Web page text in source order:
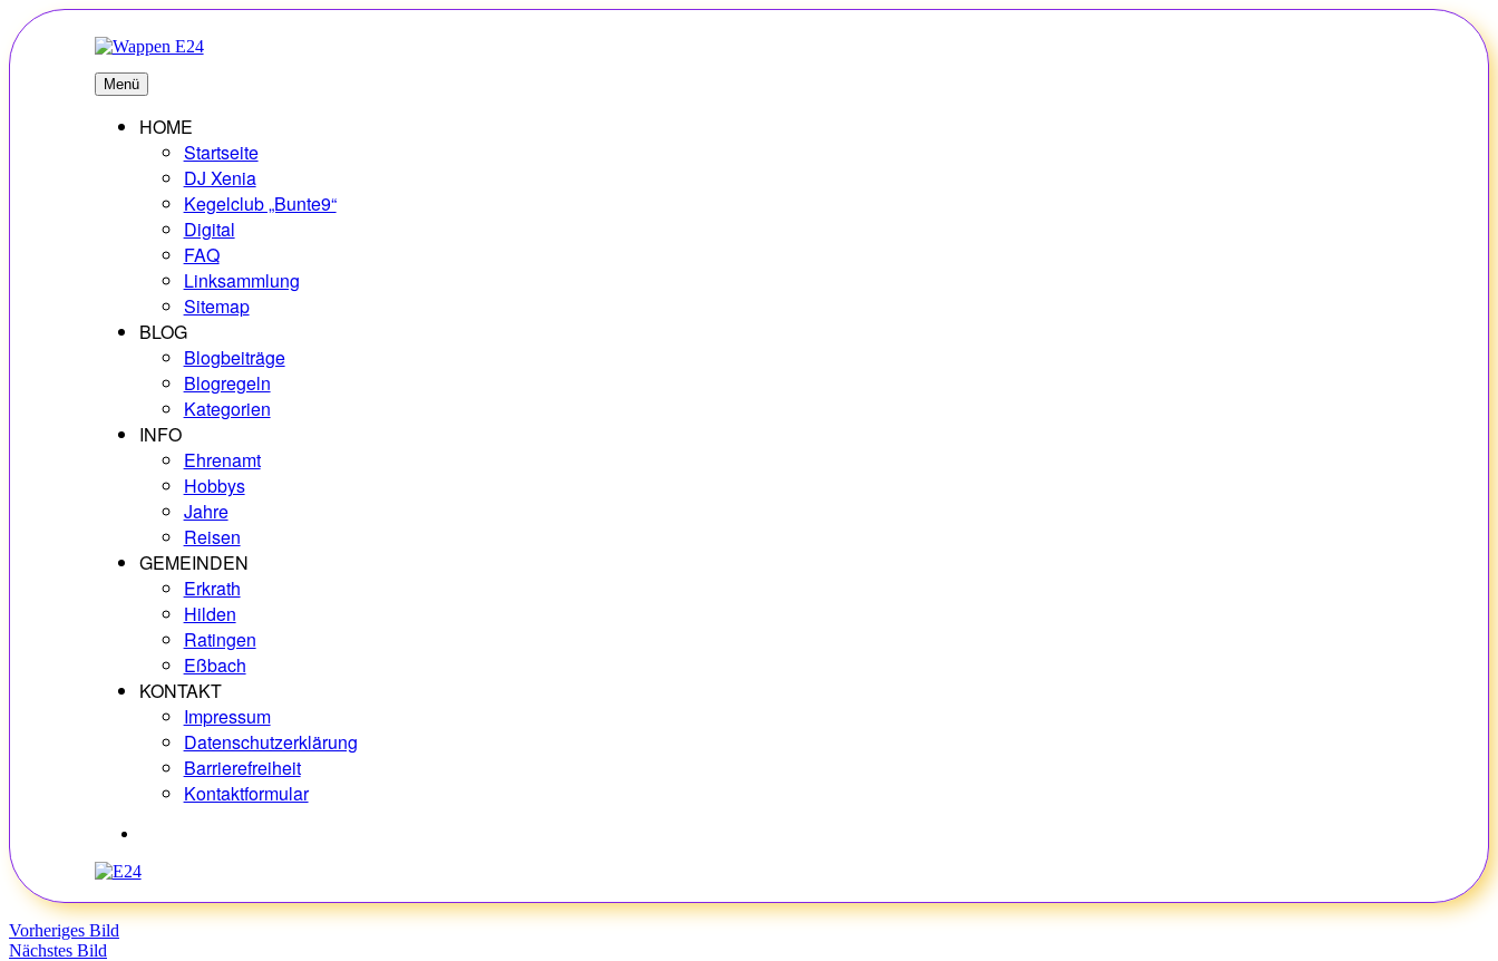
Zum
Inhalt
springen
E24
Erlebnisse – Hobbys – Vielfalt
Menü
HOME
Startseite
DJ Xenia
Kegelclub „Bunte9“
Digital
FAQ
Linksammlung
Sitemap
BLOG
Blogbeiträge
Blogregeln
Kategorien
INFO
Ehrenamt
Hobbys
Jahre
Reisen
GEMEINDEN
Erkrath
Hilden
Ratingen
Eßbach
KONTAKT
Impressum
Datenschutzerklärung
Barrierefreiheit
Kontaktformular
Vorheriges Bild
Nächstes Bild